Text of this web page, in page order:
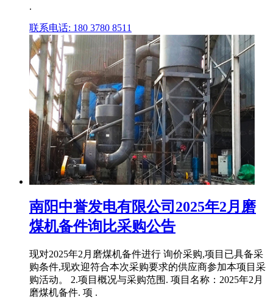
.
联系电话: 180 3780 8511
南阳中誉发电有限公司2025年2月磨
煤机备件询比采购公告
现对2025年2月磨煤机备件进行 询价采购,项目已具备采
购条件,现欢迎符合本次采购要求的供应商参加本项目采
购活动。 2.项目概况与采购范围. 项目名称：2025年2月
磨煤机备件. 项 .